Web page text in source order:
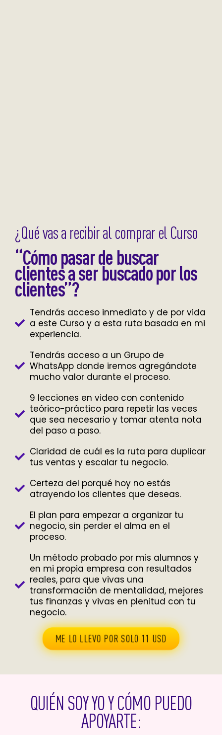
¿Qué vas a recibir al comprar el Curso
“Cómo pasar de buscar
clientes a ser buscado por los
clientes”?
Tendrás acceso inmediato y de por vida
a este Curso y a esta ruta basada en mi
experiencia.
Tendrás acceso a un Grupo de
WhatsApp donde iremos agregándote
mucho valor durante el proceso.
9 lecciones en video con contenido
teórico-práctico para repetir las veces
que sea necesario y tomar atenta nota
del paso a paso.
Claridad de cuál es la ruta para duplicar
tus ventas y escalar tu negocio.
Certeza del porqué hoy no estás
atrayendo los clientes que deseas.
El plan para empezar a organizar tu
negocio, sin perder el alma en el
proceso.
Un método probado por mis alumnos y
en mi propia empresa con resultados
reales, para que vivas una
transformación de mentalidad, mejores
tus finanzas y vivas en plenitud con tu
negocio.
ME LO LLEVO POR SOLO 11 USD
QUIÉN SOY YO Y CÓMO PUEDO
APOYARTE: